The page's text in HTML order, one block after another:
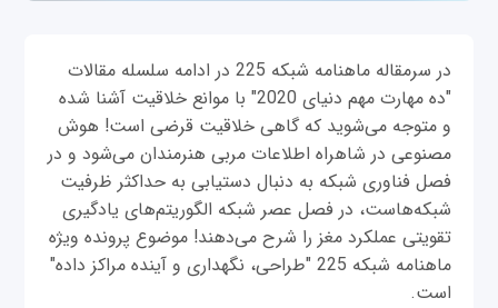
در سرمقاله ماهنامه شبکه 225 در ادامه سلسله مقالات
"ده مهارت مهم دنیای 2020" با موانع خلاقیت آشنا شده
و متوجه می‌شوید که گاهی خلاقیت قرضی است! هوش
مصنوعی در شاهراه اطلاعات مربی هنرمندان می‌شود و در
فصل فناوری شبکه به دنبال دستیابی به حداکثر ظرفیت
شبکه‌هاست، در فصل عصر شبکه الگوریتم‌های یادگیری
تقویتی عملکرد مغز را شرح می‌دهند! موضوع پرونده ویژه
ماهنامه شبکه 225 "طراحی، نگهداری و آینده مراکز داده"
است.